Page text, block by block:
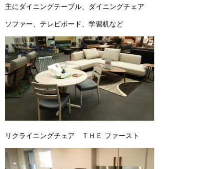
主にダイニングテーブル、ダイニングチェア
ソファー、テレビボード、学習机など
リクライニングチェア ＴＨＥ ファースト